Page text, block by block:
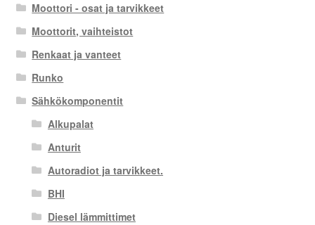
Moottori - osat ja tarvikkeet
Moottorit, vaihteistot
Renkaat ja vanteet
Runko
Sähkökomponentit
Alkupalat
Anturit
Autoradiot ja tarvikkeet.
BHI
Diesel lämmittimet